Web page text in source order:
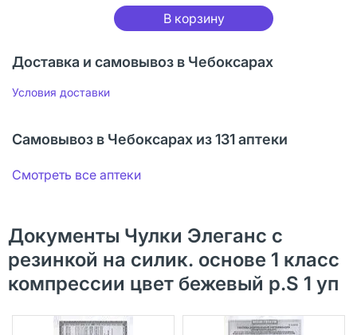
В корзину
Доставка и самовывоз в Чебоксарах
Условия доставки
Самовывоз в Чебоксарах из 131 аптеки
Смотреть все аптеки
Документы Чулки Элеганс с
резинкой на силик. основе 1 класс
компрессии цвет бежевый р.S 1 уп